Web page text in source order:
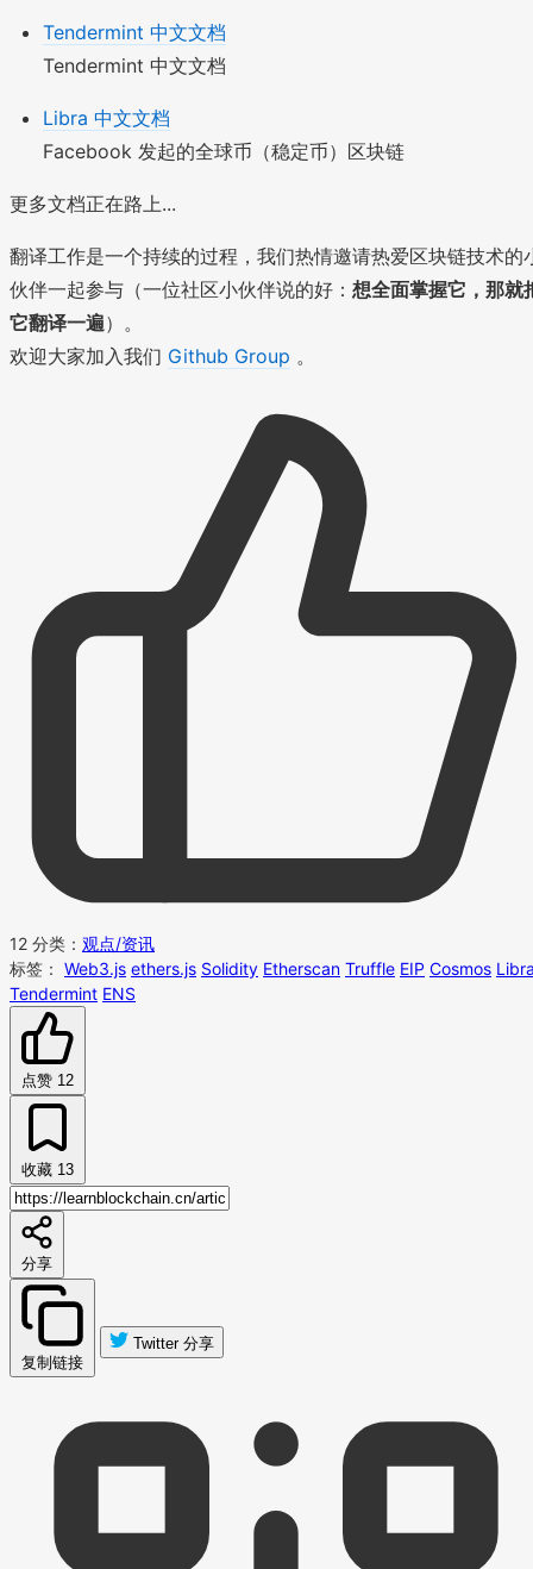
Tendermint 中文文档
Tendermint 中文文档
Libra 中文文档
Facebook 发起的全球币（稳定币）区块链
更多文档正在路上...
翻译工作是一个持续的过程，我们热情邀请热爱区块链技术的
伙伴一起参与（一位社区小伙伴说的好： 想全面掌握它，那就
它翻译一遍）。
欢迎大家加入我们 Github Group 。
12 分类： 观点/资讯
标签： Web3.js ethers.js Solidity Etherscan Truffle EIP Cosmos
Tendermint ENS
点赞 12
收藏 13
分享
复制链接
Twitter 分享